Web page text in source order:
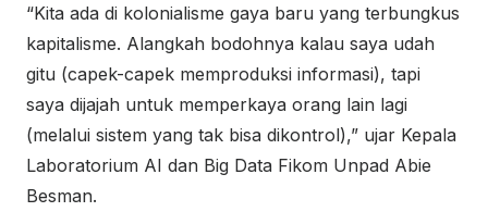
“Kita ada di kolonialisme gaya baru yang terbungkus
kapitalisme. Alangkah bodohnya kalau saya udah
gitu (capek-capek memproduksi informasi), tapi
saya dijajah untuk memperkaya orang lain lagi
(melalui sistem yang tak bisa dikontrol),” ujar Kepala
Laboratorium AI dan Big Data Fikom Unpad Abie
Besman.